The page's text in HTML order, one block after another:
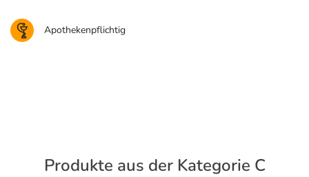
Apothekenpflichtig
Produkte aus der Kategorie C